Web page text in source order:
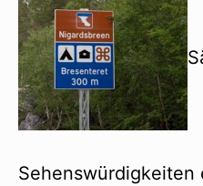
Sehenswürdigkeiten